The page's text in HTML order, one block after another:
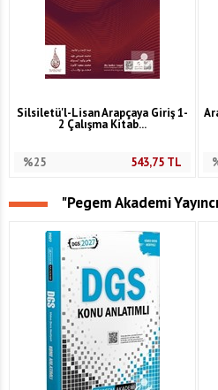
Silsiletü'l-Lisan Arapçaya Giriş 1-
2 Çalışma Kitab...
%25 543,75TL
"Pegem Akademi